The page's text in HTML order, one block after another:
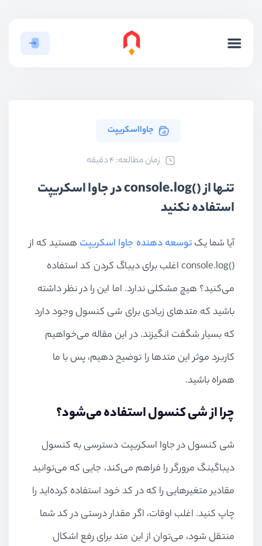
جاوااسکریپت
ﺯﻣﺎﻥ ﻣﻄﺎﻟﻌﻪ: 4 دقیقه
تنها از ()console.log در جاوا اسکریپت
استفاده نکنید
آیا شما یکتوسعه دهنده جاوا اسکریپت هستید که از
()
console.logاغلب برای دیباگ کردن کد استفاده
می‌کنید؟ هیچ مشکلی ندارد. اما این را در نظر داشته
باشید که متدهای زیادی برای شی کنسول وجود دارد
که بسیار شگفت انگیزند. در این مقاله می‌خواهیم
کاربرد موثر این متدها را توضیح دهیم، پس با ما
همراه باشید.
چرا از شی کنسول استفاده می‌شود؟
شی کنسول در جاوا اسکریپت دسترسی به کنسول
دیباگینگ مرورگر را فراهم می‌کند، جایی که می‌توانید
مقادیر متغیرهایی را که در کد خود استفاده کرده‌اید را
چاپ کنید. اغلب اوقات، اگر مقدار درستی در کد شما
منتقل شود، می‌توان از این متد برای رفع اشکال